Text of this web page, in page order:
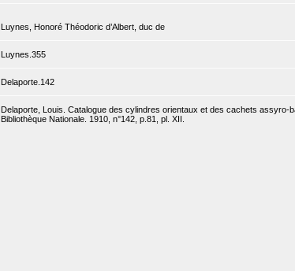
Luynes, Honoré Théodoric d’Albert, duc de
Luynes.355
Delaporte.142
Delaporte, Louis. Catalogue des cylindres orientaux et des cachets
Bibliothèque Nationale. 1910, n°142, p.81, pl. XII.